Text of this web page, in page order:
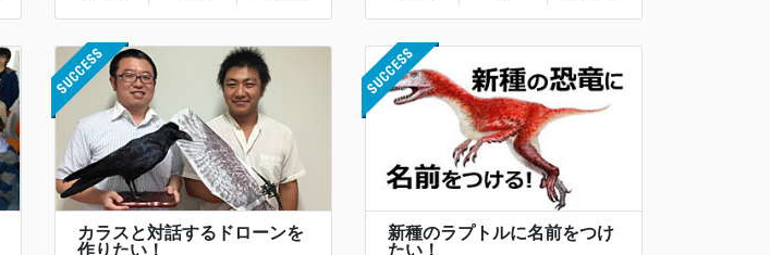
カラスと対話するドローンを
作りたい！
新種のラプトルに名前をつけ
たい！